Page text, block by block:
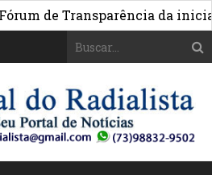
de Transparência da